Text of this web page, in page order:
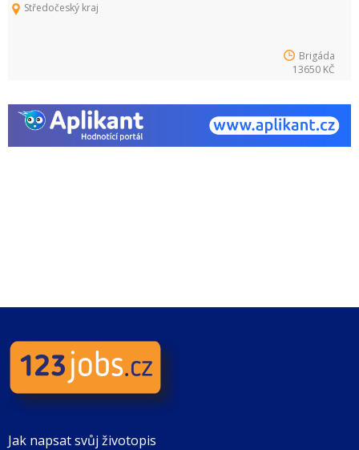
Středočeský kraj
Brigáda
13650 KČ
Jak napsat svůj životopis